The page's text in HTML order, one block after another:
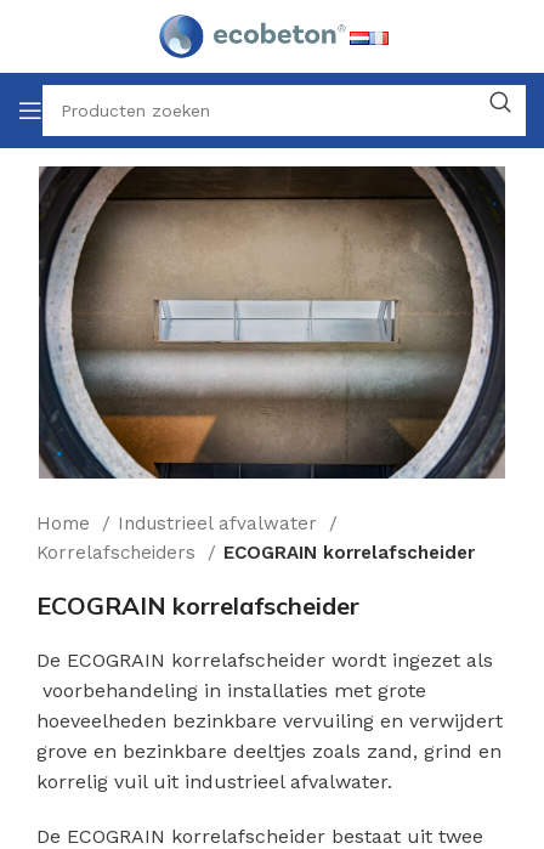
Home
Industrieel afvalwater
Korrelafscheiders
ECOGRAIN korrelafscheider
ECOGRAIN korrelafscheider
De ECOGRAIN korrelafscheider wordt ingezet als
voorbehandeling in installaties met grote
hoeveelheden bezinkbare vervuiling en verwijdert
grove en bezinkbare deeltjes zoals zand, grind en
korrelig vuil uit industrieel afvalwater.
De ECOGRAIN korrelafscheider bestaat uit twee